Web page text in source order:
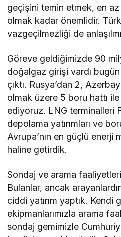
geçişini temin etmek, en
olmak kadar önemlidir.
vazgeçilmezliği de
Göreve geldiğimizde 90
doğalgaz girişi vardı
çıktı. Rusya’dan 2,
olmak üzere 5 boru hattı
ediyoruz. LNG terminalleri
depolama yatırımları ve
Avrupa’nın en güçlü enerji
haline getirdik.
Sondaj ve arama
Bulanlar, ancak
ciddi yatırım yaptık. Kendi
ekipmanlarımızla arama
sondaj gemimizle